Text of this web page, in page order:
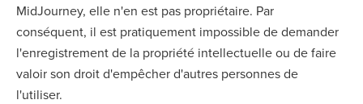
MidJourney, elle n'en est pas propriétaire. Par
conséquent, il est pratiquement impossible de demander
l'enregistrement de la propriété intellectuelle ou de faire
valoir son droit d'empêcher d'autres personnes de
l'utiliser.